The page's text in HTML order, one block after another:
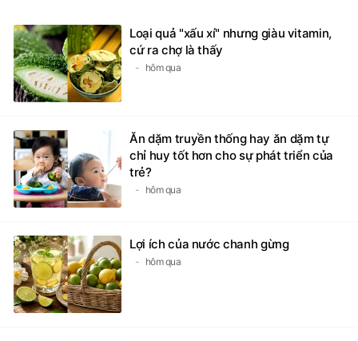
Loại quả "xấu xí" nhưng giàu vitamin,
cứ ra chợ là thấy
hôm qua
Ăn dặm truyền thống hay ăn dặm tự
chỉ huy tốt hơn cho sự phát triển của
trẻ?
hôm qua
Lợi ích của nước chanh gừng
hôm qua